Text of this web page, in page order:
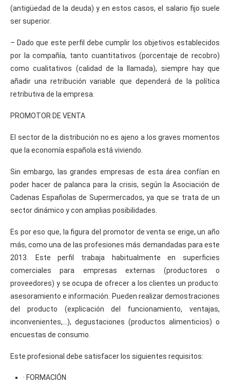
(antigüedad de la deuda) y en estos casos, el salario fijo suele
ser superior.
– Dado que este perfil debe cumplir los objetivos establecidos
por la compañía, tanto cuantitativos (porcentaje de recobro)
como cualitativos (calidad de la llamada), siempre hay que
añadir una retribución variable que dependerá de la política
retributiva de la empresa.
PROMOTOR DE VENTA
El sector de la distribución no es ajeno a los graves momentos
que la economía española está viviendo.
Sin embargo, las grandes empresas de esta área confían en
poder hacer de palanca para la crisis, según la Asociación de
Cadenas Españolas de Supermercados, ya que se trata de un
sector dinámico y con amplias posibilidades.
Es por eso que, la figura del promotor de venta se erige, un año
más, como una de las profesiones más demandadas para este
2013. Este perfil trabaja habitualmente en superficies
comerciales para empresas externas (productores o
proveedores) y se ocupa de ofrecer a los clientes un producto:
asesoramiento e información. Pueden realizar demostraciones
del producto (explicación del funcionamiento, ventajas,
inconvenientes,…), degustaciones (productos alimenticios) o
encuestas de consumo.
Este profesional debe satisfacer los siguientes requisitos:
· FORMACIÓN